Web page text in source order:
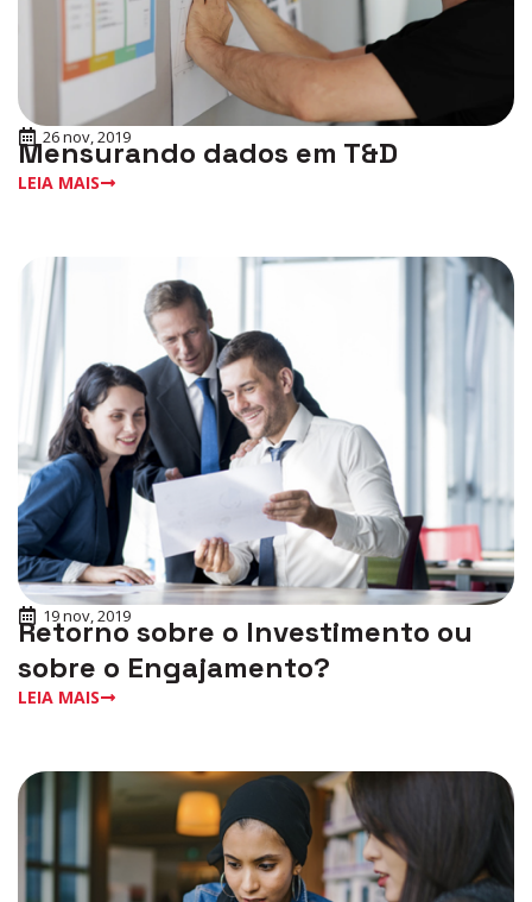
26 nov, 2019
Mensurando dados em T&D
LEIA MAIS
19 nov, 2019
Retorno sobre o Investimento ou
sobre o Engajamento?
LEIA MAIS